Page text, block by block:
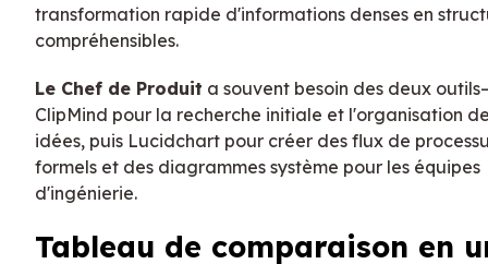
transformation rapide d'informations denses en
compréhensibles.
Le Chef de Produit a souvent besoin des deux
ClipMind pour la recherche initiale et l'organisation
idées, puis Lucidchart pour créer des flux de
formels et des diagrammes système pour les équipes
d'ingénierie.
Tableau de comparaison en